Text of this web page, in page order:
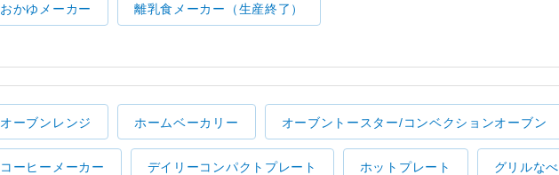
おかゆメーカー 離乳食メーカー（生産終了）
オーブンレンジ ホームベーカリー オーブントースター/コンベクションオーブン
コーヒーメーカー デイリーコンパクトプレート ホットプレート グリルなべ